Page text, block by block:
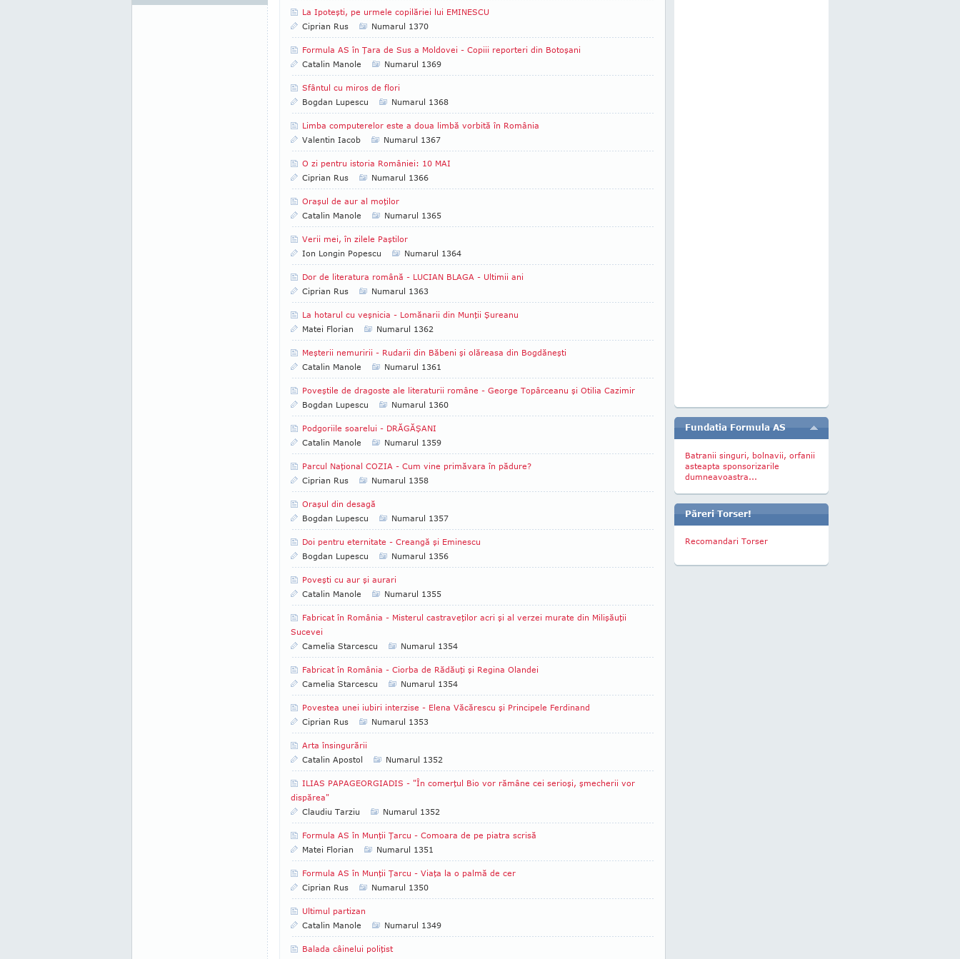
La Ipoteşti, pe urmele copilăriei lui EMINESCU
Ciprian Rus
Numarul 1370
Formula AS în Ţara de Sus a Moldovei - Copiii reporteri din Botoşani
Catalin Manole
Numarul 1369
Sfântul cu miros de flori
Bogdan Lupescu
Numarul 1368
Limba computerelor este a doua limbă vorbită în România
Valentin Iacob
Numarul 1367
O zi pentru istoria României: 10 MAI
Ciprian Rus
Numarul 1366
Oraşul de aur al moţilor
Catalin Manole
Numarul 1365
Verii mei, în zilele Paştilor
Ion Longin Popescu
Numarul 1364
Dor de literatura română - LUCIAN BLAGA - Ultimii ani
Ciprian Rus
Numarul 1363
La hotarul cu veşnicia - Lomănarii din Munţii Şureanu
Matei Florian
Numarul 1362
Meşterii nemuririi - Rudarii din Băbeni şi olăreasa din Bogdăneşti
Catalin Manole
Numarul 1361
Poveştile de dragoste ale literaturii române - George Topârceanu şi Otilia Cazimir
Bogdan Lupescu
Numarul 1360
Podgoriile soarelui - DRĂGĂŞANI
Catalin Manole
Numarul 1359
Parcul Naţional COZIA - Cum vine primăvara în pădure?
Ciprian Rus
Numarul 1358
Oraşul din desagă
Bogdan Lupescu
Numarul 1357
Doi pentru eternitate - Creangă şi Eminescu
Bogdan Lupescu
Numarul 1356
Poveşti cu aur şi aurari
Catalin Manole
Numarul 1355
Fabricat în România - Misterul castraveţilor acri şi al verzei murate din Milişăuţii
Sucevei
Camelia Starcescu
Numarul 1354
Fabricat în România - Ciorba de Rădăuţi şi Regina Olandei
Camelia Starcescu
Numarul 1354
Povestea unei iubiri interzise - Elena Văcărescu şi Principele Ferdinand
Ciprian Rus
Numarul 1353
Arta însingurării
Catalin Apostol
Numarul 1352
ILIAS PAPAGEORGIADIS - "În comerţul Bio vor rămâne cei serioşi, şmecherii vor
dispărea"
Claudiu Tarziu
Numarul 1352
Formula AS în Munţii Ţarcu - Comoara de pe piatra scrisă
Matei Florian
Numarul 1351
Formula AS în Munţii Ţarcu - Viaţa la o palmă de cer
Ciprian Rus
Numarul 1350
Ultimul partizan
Catalin Manole
Numarul 1349
Balada câinelui poliţist
Fundatia Formula AS
Batranii singuri, bolnavii, orfanii
asteapta sponsorizarile
dumneavoastra...
Păreri Torser!
Recomandari Torser